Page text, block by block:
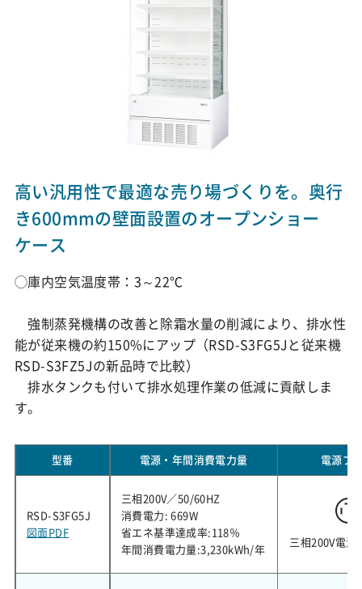
高い汎用性で最適な売り場づくりを。奥行
き600mmの壁面設置のオープンショー
ケース
◯庫内空気温度帯：3～22℃
強制蒸発機構の改善と除霜水量の削減により、排水性
能が従来機の約150%にアップ（RSD-S3FG5Jと従来機
RSD-S3FZ5Jの新品時で比較）
排水タンクも付いて排水処理作業の低減に貢献しま
す。
型番 電源・年間消費電力量 電源プ
RSD-S3FG5J
図面PDF
三相200V／50/60HZ
消費電力: 669W
省エネ基準達成率:118％
年間消費電力量:3,230kWh/年
三相200V電源